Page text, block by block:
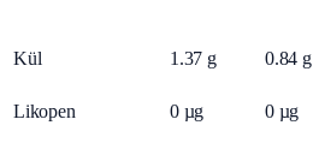
Kül 1.37 g 0.84 g
Likopen 0 µg 0 µg